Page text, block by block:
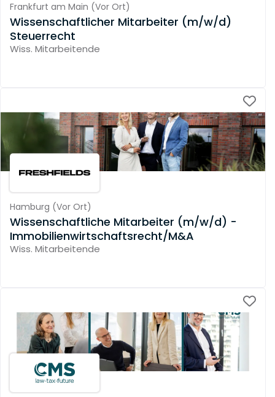
Frankfurt am Main (Vor Ort)
Wissenschaftlicher Mitarbeiter (m/w/d)
Steuerrecht
Wiss. Mitarbeitende
Hamburg (Vor Ort)
Wissenschaftliche Mitarbeiter (m/w/d) -
Immobilienwirtschaftsrecht/M&A
Wiss. Mitarbeitende